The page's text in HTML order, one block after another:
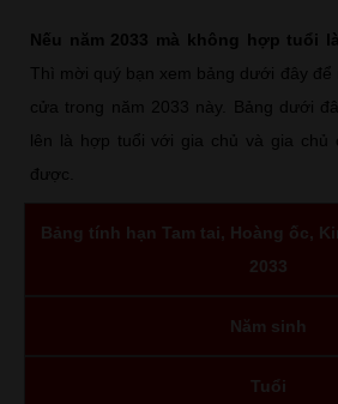
Nếu năm 2033 mà không hợp tuổi
Thì mời quý bạn xem bảng dưới đây để
cửa trong năm 2033 này. Bảng dưới
lên là hợp tuổi với gia chủ và gia chủ
được.
Bảng tính hạn Tam tai, Hoàng ốc,
2033
Năm sinh
Tuổi